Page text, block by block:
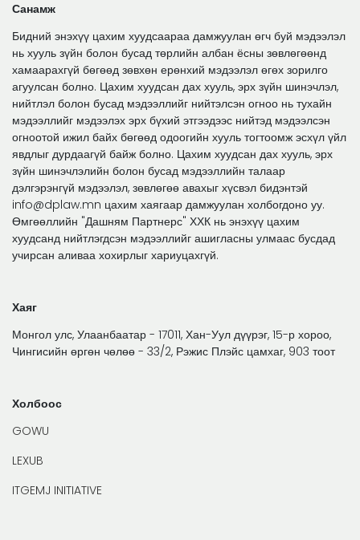
Санамж
Бидний энэхүү цахим хуудсаараа дамжуулан өгч буй мэдээлэл
нь хууль зүйн болон бусад төрлийн албан ёсны зөвлөгөөнд
хамаарахгүй бөгөөд зөвхөн ерөнхий мэдээлэл өгөх зорилго
агуулсан болно. Цахим хуудсан дах хууль, эрх зүйн шинэчлэл,
нийтлэл болон бусад мэдээллийг нийтэлсэн огноо нь тухайн
мэдээллийг мэдээлэх эрх бүхий этгээдээс нийтэд мэдээлсэн
огноотой ижил байх бөгөөд одоогийн хууль тогтоомж эсхүл үйл
явдлыг дурдаагүй байж болно. Цахим хуудсан дах хууль, эрх
зүйн шинэчлэлийн болон бусад мэдээллийн талаар
дэлгэрэнгүй мэдээлэл, зөвлөгөө авахыг хүсвэл бидэнтэй
info@dplaw.mn цахим хаягаар дамжуулан холбогдоно уу.
Өмгөөллийн "Дашням Партнерс" ХХК нь энэхүү цахим
хуудсанд нийтлэгдсэн мэдээллийг ашигласны улмаас бусдад
учирсан аливаа хохирлыг хариуцахгүй.
Хаяг
Монгол улс, Улаанбаатар - 17011, Хан-Уул дүүрэг, 15-р хороо,
Чингисийн өргөн чөлөө - 33/2, Рэжис Плэйс цамхаг, 903 тоот
Холбоос
GOWU
LEXUB
ITGEMJ INITIATIVE